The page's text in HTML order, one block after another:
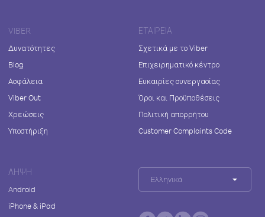
VIBER
Δυνατότητες
Blog
Ασφάλεια
Viber Out
Χρεώσεις
Υποστήριξη
ΕΤΑΙΡΕΊΑ
Σχετικά με το Viber
Επιχειρηματικό κέντρο
Ευκαιρίες συνεργασίας
Όροι και Προϋποθέσεις
Πολιτική απορρήτου
Customer Complaints Code
ΛΉΨΗ
Android
iPhone & iPad
Ελληνικά